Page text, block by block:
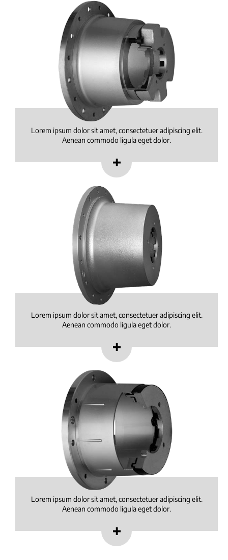
Lorem ipsum dolor sit amet, consectetuer adipiscing elit.
Aenean commodo ligula eget dolor.
Lorem ipsum dolor sit amet, consectetuer adipiscing elit.
Aenean commodo ligula eget dolor.
Lorem ipsum dolor sit amet, consectetuer adipiscing elit.
Aenean commodo ligula eget dolor.